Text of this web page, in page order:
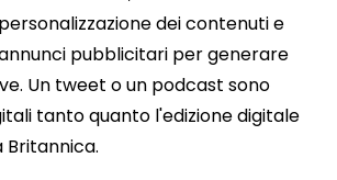
dei contenuti e
pubblicitari per generare
Un tweet o un podcast sono
tanto quanto l'edizione digitale
Britannica.